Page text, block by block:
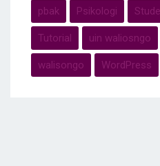
pbak Psikologi
Tutorial uin waliosngo
walisongo WordPress